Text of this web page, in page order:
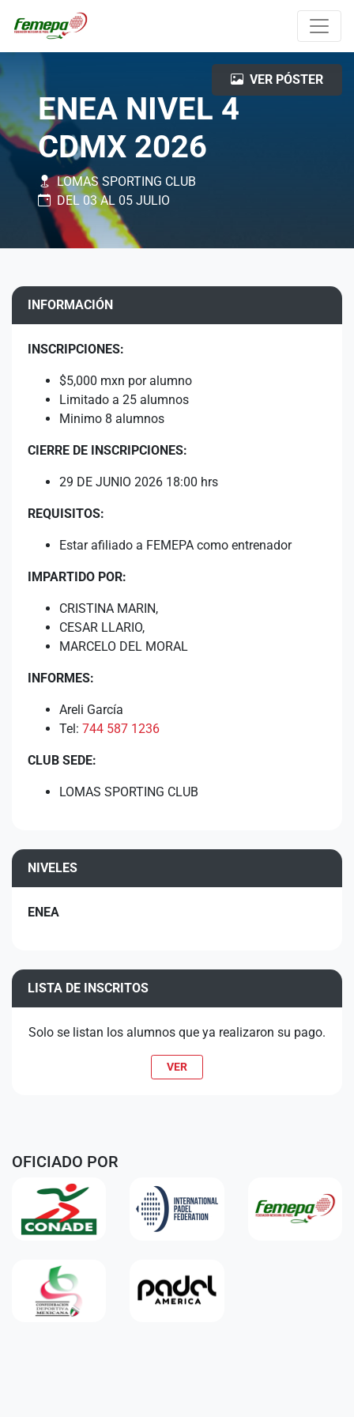
VER PÓSTER
ENEA NIVEL 4
CDMX 2026
LOMAS SPORTING CLUB
DEL 03 AL 05 JULIO
INFORMACIÓN
INSCRIPCIONES:
$5,000 mxn por alumno
Limitado a 25 alumnos
Minimo 8 alumnos
CIERRE DE INSCRIPCIONES:
29 DE JUNIO 2026 18:00 hrs
REQUISITOS:
Estar afiliado a FEMEPA como entrenador
IMPARTIDO POR:
CRISTINA MARIN,
CESAR LLARIO,
MARCELO DEL MORAL
INFORMES:
Areli García
Tel: 744 587 1236
CLUB SEDE:
LOMAS SPORTING CLUB
NIVELES
ENEA
LISTA DE INSCRITOS
Solo se listan los alumnos que ya realizaron su pago.
VER
OFICIADO POR